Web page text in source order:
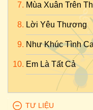
Mùa Xuân Trên
Lời Yêu Thương
Như Khúc Tình
Em Là Tất Cả
TƯ LIỆU